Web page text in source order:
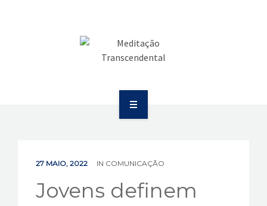
COMUNICAÇÃO
VÍDEOS
CONTATOS
27 MAIO, 2022 IN COMUNICAÇÃO
Jovens definem